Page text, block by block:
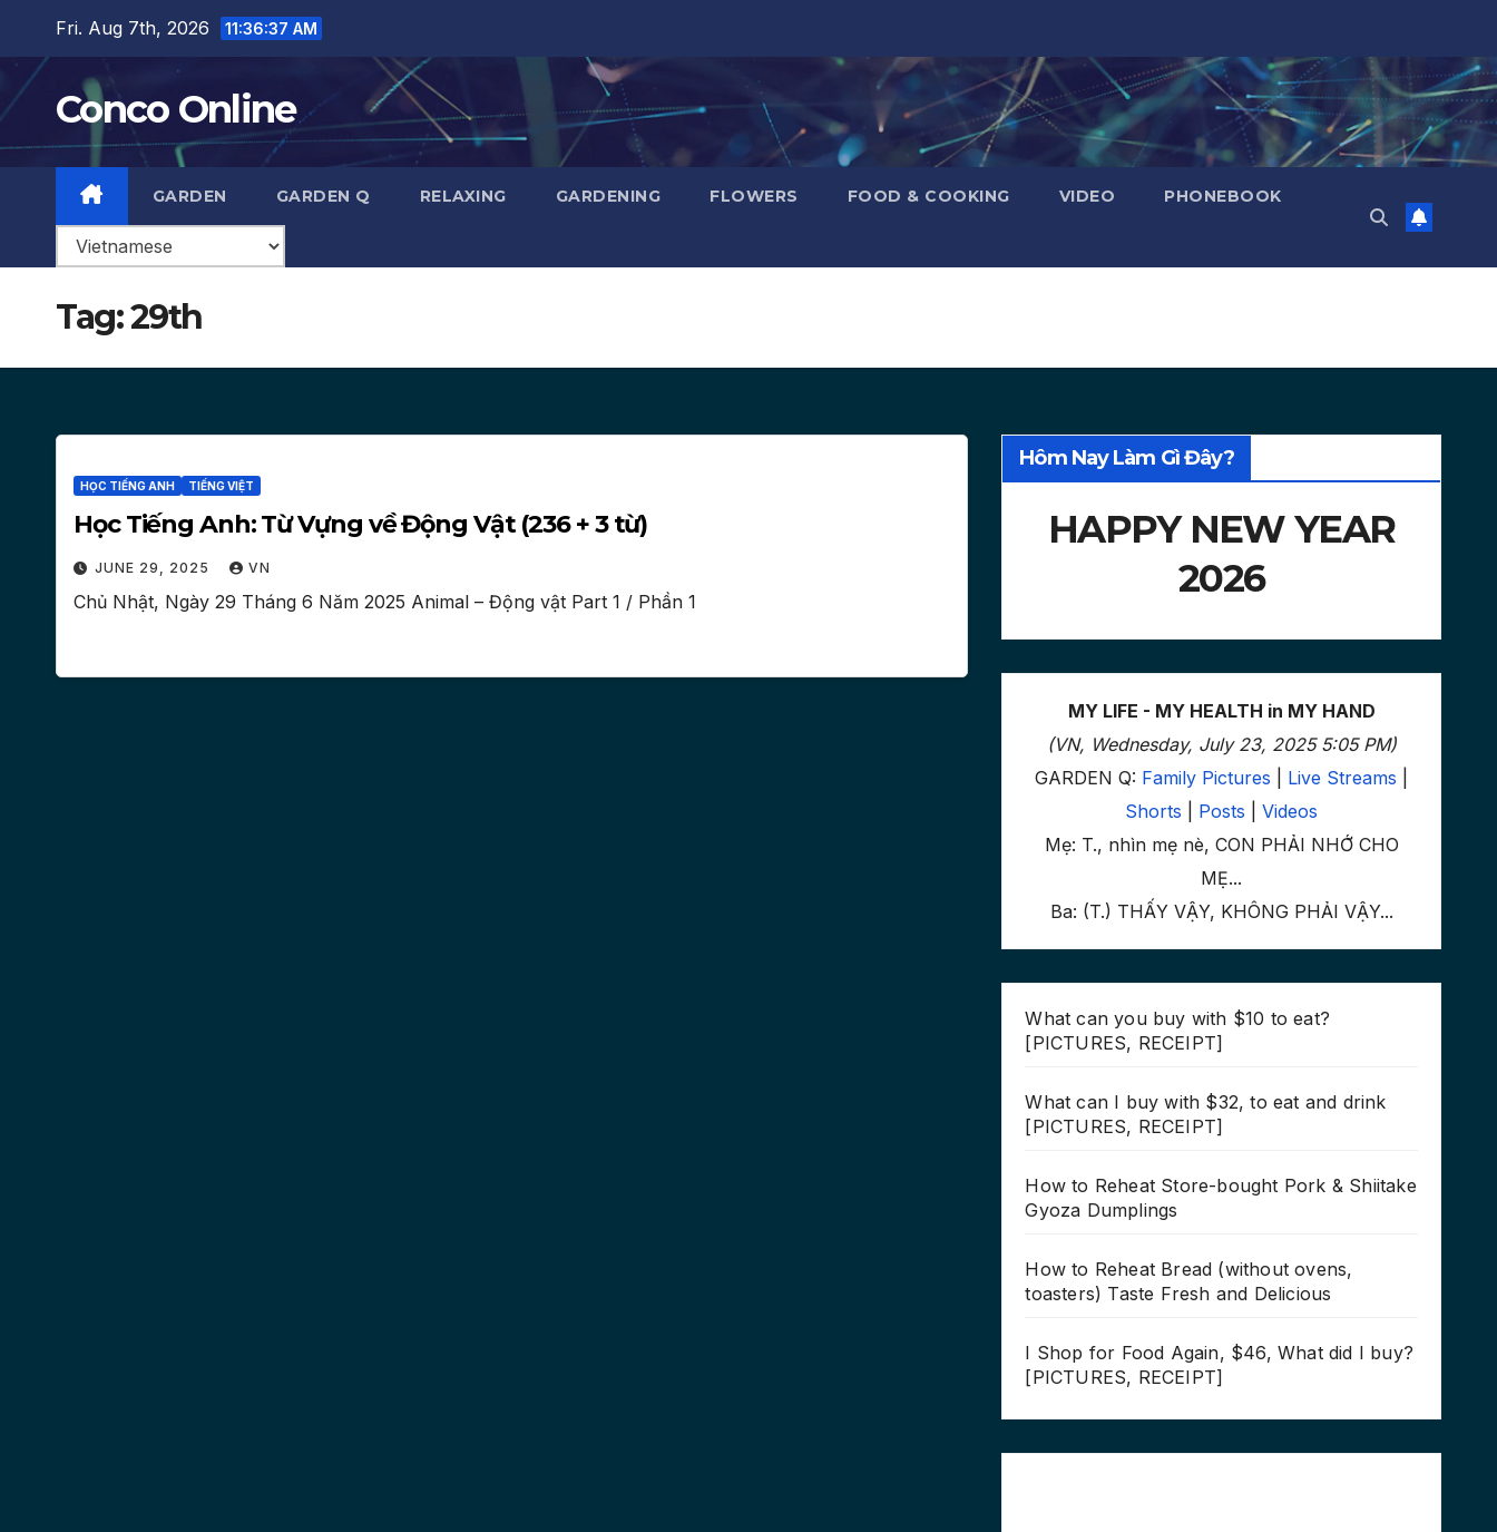
content
Fri. Aug 7th, 2026 11:36:38 AM
Conco Online
GARDEN GARDEN Q RELAXING GARDENING FLOWERS FOOD & COOKING VIDEO PHONEBOOK
Tag:29th
HỌC TIẾNG ANH TIẾNG VIỆT
Học Tiếng Anh: Từ Vựng về Động Vật (236 + 3 từ)
JUNE 29, 2025 VN
Chủ Nhật, Ngày 29 Tháng 6 Năm 2025 Animal – Động vật Part 1 / Phần 1
Hôm Nay Làm Gì Đây?
HAPPY NEW YEAR
2026
MY LIFE - MY HEALTH in MY HAND
(VN, Wednesday, July 23, 2025 5:05 PM)
GARDEN Q: Family Pictures Live Streams
Shorts
Posts |Videos
Mẹ: T., nhìn mẹ nè, CON PHẢI NHỚ CHO
MẸ...
Ba: (T.) THẤY VẬY, KHÔNG PHẢI VẬY...
What can you buy with $10 to eat?
[PICTURES, RECEIPT]
What can I buy with $32, to eat and drink
[PICTURES, RECEIPT]
How to Reheat Store-bought Pork & Shiitake
Gyoza Dumplings
How to Reheat Bread (without ovens,
toasters) Taste Fresh and Delicious
I Shop for Food Again, $46, What did I buy?
[PICTURES, RECEIPT]